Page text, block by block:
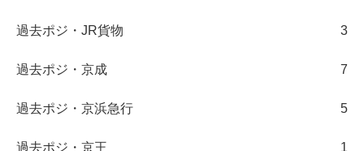
過去ポジ・JR貨物 3
過去ポジ・京成 7
過去ポジ・京浜急行 5
過去ポジ・京王 1